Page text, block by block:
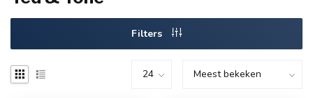
Filters